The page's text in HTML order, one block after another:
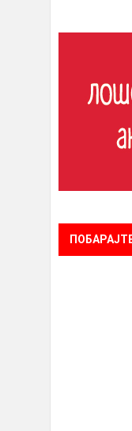
ПОБАРАЈТЕ